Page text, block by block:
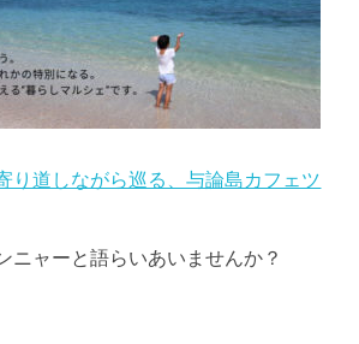
り道しながら巡る、与論島カフェツ
ニャーと語らいあいませんか？